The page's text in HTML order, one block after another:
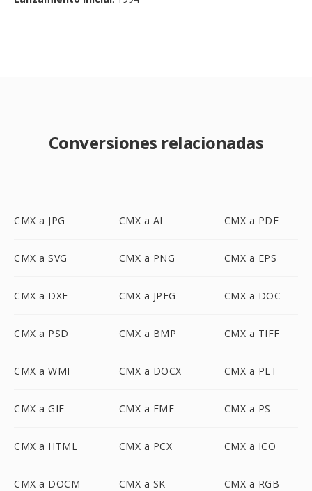
Conversiones relacionadas
CMX a JPG CMX a AI CMX a PDF
CMX a SVG CMX a PNG CMX a EPS
CMX a DXF CMX a JPEG CMX a DOC
CMX a PSD CMX a BMP CMX a TIFF
CMX a WMF CMX a DOCX CMX a PLT
CMX a GIF CMX a EMF CMX a PS
CMX a HTML CMX a PCX CMX a ICO
CMX a DOCM CMX a SK CMX a RGB